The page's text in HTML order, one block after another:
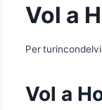
Vol a
Per
Vol a